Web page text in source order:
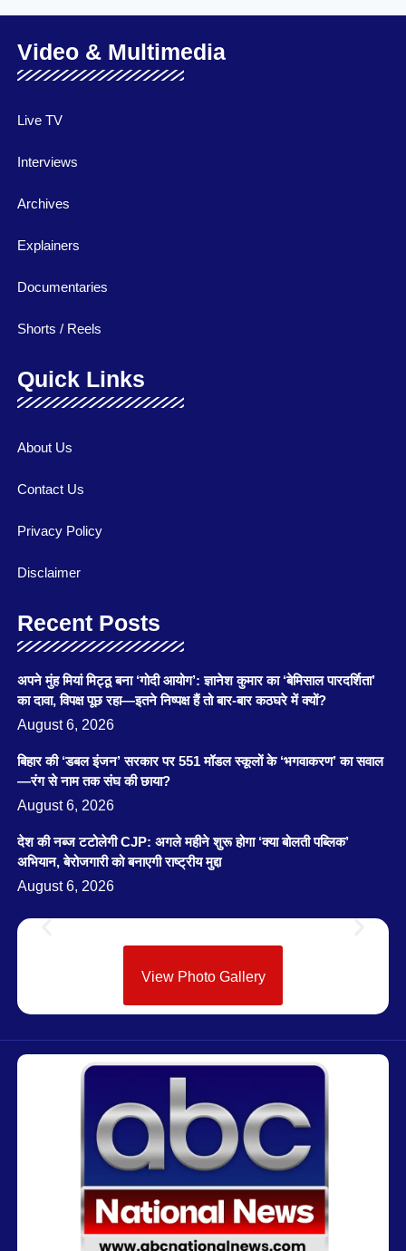
Video & Multimedia
Live TV
Interviews
Archives
Explainers
Documentaries
Shorts / Reels
Quick Links
About Us
Contact Us
Privacy Policy
Disclaimer
Recent Posts
अपने मुंह मियां मिट्ठू बना ‘गोदी आयोग’: ज्ञानेश कुमार का ‘बेमिसाल पारदर्शिता’
का दावा, विपक्ष पूछ रहा—इतने निष्पक्ष हैं तो बार-बार कठघरे में क्यों?
August 6, 2026
बिहार की ‘डबल इंजन’ सरकार पर 551 मॉडल स्कूलों के ‘भगवाकरण’ का सवाल
—रंग से नाम तक संघ की छाया?
August 6, 2026
देश की नब्ज टटोलेगी CJP: अगले महीने शुरू होगा ‘क्या बोलती पब्लिक’
अभियान, बेरोजगारी को बनाएगी राष्ट्रीय मुद्दा
August 6, 2026
View Photo Gallery